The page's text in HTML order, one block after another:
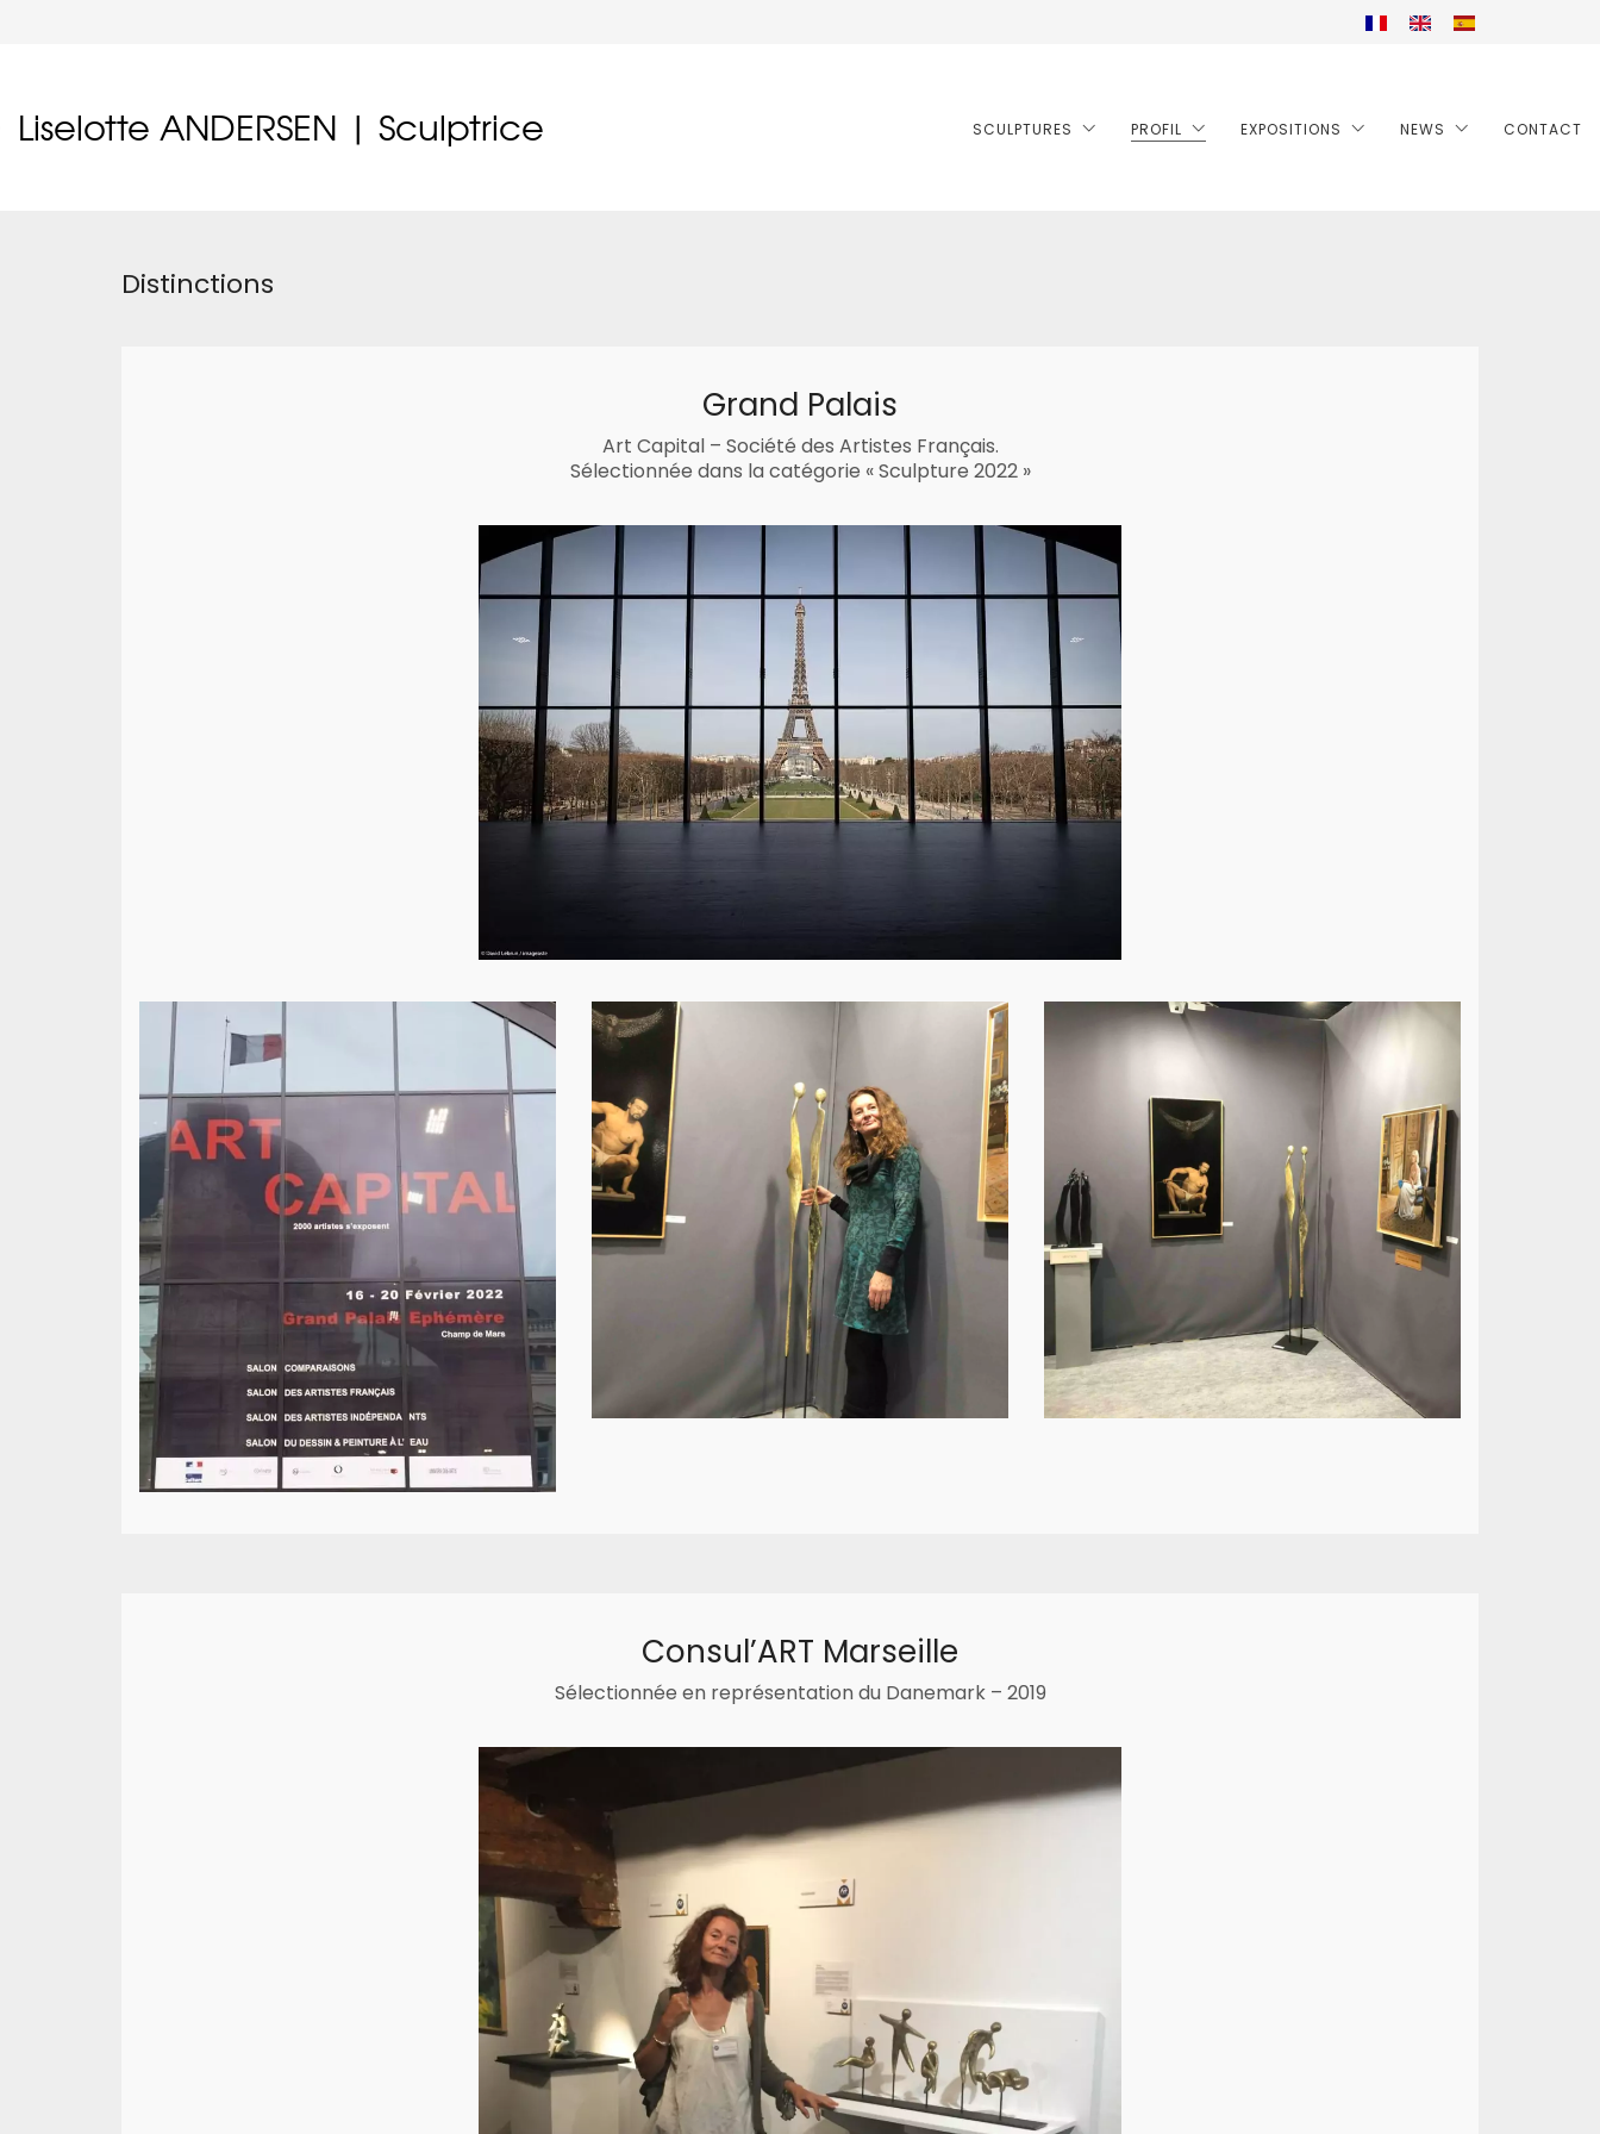
Liselotte ANDERSEN | Sculptrice SCULPTURES PROFIL EXPOSITIONS NEWS CONTACT
Distinctions
Grand Palais
Art Capital – Société des Artistes Français.
Sélectionnée dans la catégorie « Sculpture 2022 »
Consul’ART Marseille
Sélectionnée en représentation du Danemark – 2019